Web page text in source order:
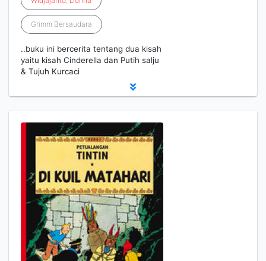
Grimm Bersaudara
..buku ini bercerita tentang dua kisah
yaitu kisah Cinderella dan Putih salju
& Tujuh Kurcaci